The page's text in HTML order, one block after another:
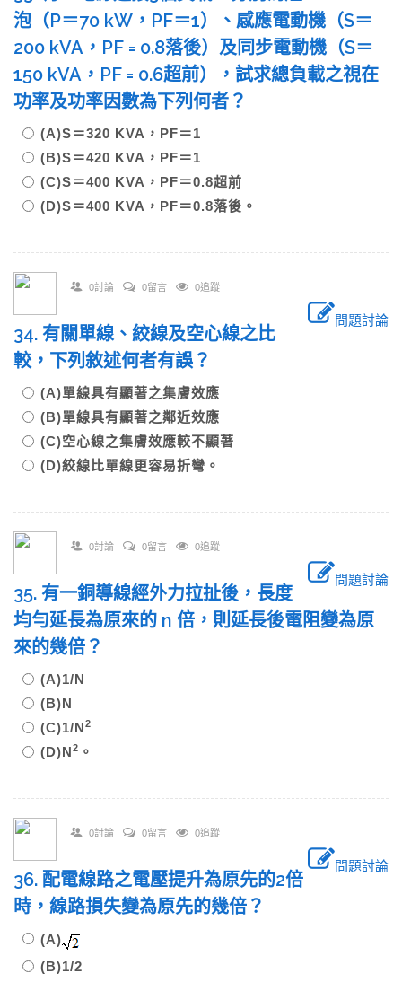
泡（P＝70 kW，PF＝1）、感應電動機（S＝
200 kVA，PF = 0.8落後）及同步電動機（S＝
150 kVA，PF = 0.6超前），試求總負載之視在
功率及功率因數為下列何者？
(A)S＝320 KVA，PF＝1
(B)S＝420 KVA，PF＝1
(C)S＝400 KVA，PF＝0.8超前
(D)S＝400 KVA，PF＝0.8落後。
0討論 0留言 0追蹤
問題討論
34. 有關單線、絞線及空心線之比
較，下列敘述何者有誤？
(A)單線具有顯著之集膚效應
(B)單線具有顯著之鄰近效應
(C)空心線之集膚效應較不顯著
(D)絞線比單線更容易折彎。
0討論 0留言 0追蹤
問題討論
35. 有一銅導線經外力拉扯後，長度
均勻延長為原來的 n 倍，則延長後電阻變為原
來的幾倍？
(A)1/N
(B)N
(C)1/N2
(D)N2 。
0討論 0留言 0追蹤
問題討論
36. 配電線路之電壓提升為原先的2倍
時，線路損失變為原先的幾倍？
(A)
(B)1/2